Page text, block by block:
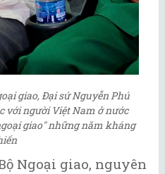
giao, Đại sứ Nguyễn Phú
với người Việt Nam ở nước
giao" những năm kháng
Ngoại giao, nguyên